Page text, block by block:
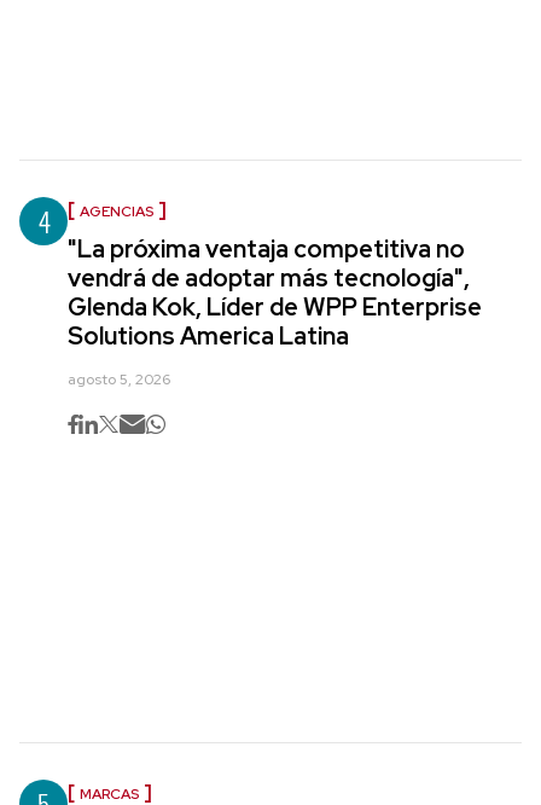
4 AGENCIAS
"La próxima ventaja competitiva no
vendrá de adoptar más tecnología",
Glenda Kok, Líder de WPP Enterprise
Solutions America Latina
agosto 5, 2026
MARCAS